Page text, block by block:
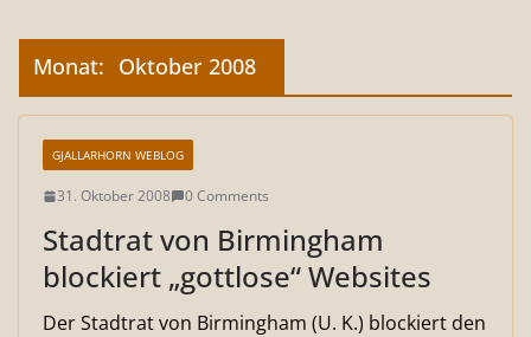
Monat: Oktober 2008
GJALLARHORN WEBLOG
31. Oktober 2008 0 Comments
Stadtrat von Birmingham
blockiert „gottlose“ Websites
Der Stadtrat von Birmingham (U. K.) blockiert den